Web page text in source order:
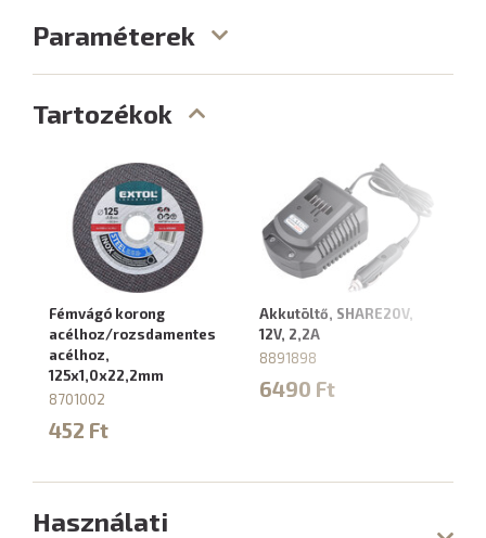
Paraméterek
Tartozékok
Fémvágó korong
acélhoz/rozsdamentes
acélhoz,
125x1,0x22,2mm
8701002
452 Ft
Akkutöltő, SHARE20V,
12V, 2,2A
8891898
6490 Ft
Használati